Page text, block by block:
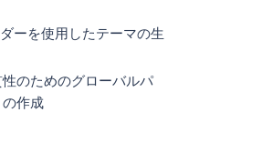
ーを使用したテーマの生
のためのグローバルパ
作成